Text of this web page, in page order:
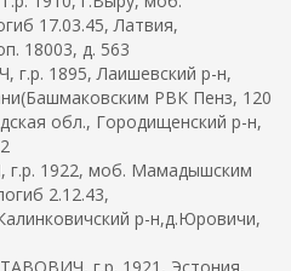
17.03.45, Латвия,
18003, д. 563
1895, Лаишевский р-н,
РВК Пенз, 120
обл., Городищенский р-н,
1922, моб. Мамадышским
2.12.43,
р-н,д.Юровичи,